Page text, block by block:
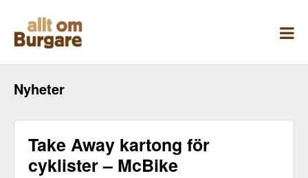
innehåll
Nyheter
Take Away kartong för
cyklister – McBike